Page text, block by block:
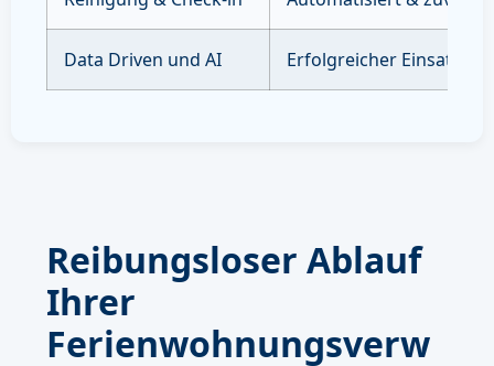
Data Driven und AI Erfolgreicher Einsatz
Reibungsloser Ablauf
Ihrer
Ferienwohnungsverw